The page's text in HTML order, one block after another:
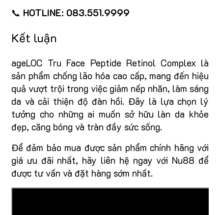
📞 HOTLINE: 083.551.9999
Kết luận
ageLOC Tru Face Peptide Retinol Complex là
sản phẩm chống lão hóa cao cấp, mang đến hiệu
quả vượt trội trong việc giảm nếp nhăn, làm sáng
da và cải thiện độ đàn hồi. Đây là lựa chọn lý
tưởng cho những ai muốn sở hữu làn da khỏe
đẹp, căng bóng và tràn đầy sức sống.
Để đảm bảo mua được sản phẩm chính hãng với
giá ưu đãi nhất, hãy liên hệ ngay với Nu88 để
được tư vấn và đặt hàng sớm nhất.